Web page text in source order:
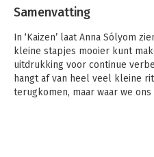
Samenvatting
In ‘Kaizen’ laat Anna Sólyom
kleine stapjes mooier kunt
uitdrukking voor continue
hangt af van heel veel kleine
terugkomen, maar waar we